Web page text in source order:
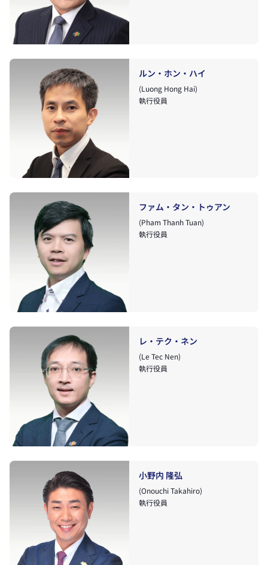
ルン・ホン・ハイ
(Luong Hong Hai)
執行役員
ファム・タン・トゥアン
(Pham Thanh Tuan)
執行役員
レ・テク・ネン
(Le Tec Nen)
執行役員
小野内 隆弘
(Onouchi Takahiro)
執行役員